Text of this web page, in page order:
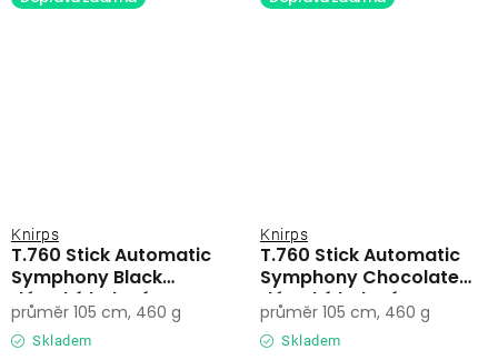
T.760 Stick Automatic
Symphony Black
dámský holový
vystřelovací deštník
Knirps
Skladem
průměr 105 cm, 460 g
T.760 Stick Automatic
Symphony Chocolate
dámský holový
vystřelovací deštník
Knirps
Skladem
průměr 105 cm, 460 g